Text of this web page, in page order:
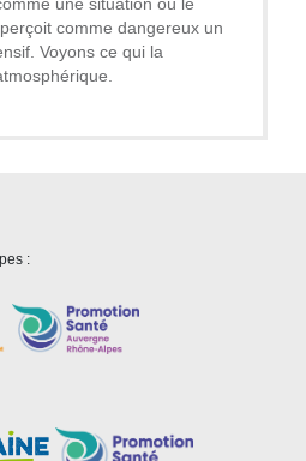
une situation où le
comme dangereux un
Voyons ce qui la
: